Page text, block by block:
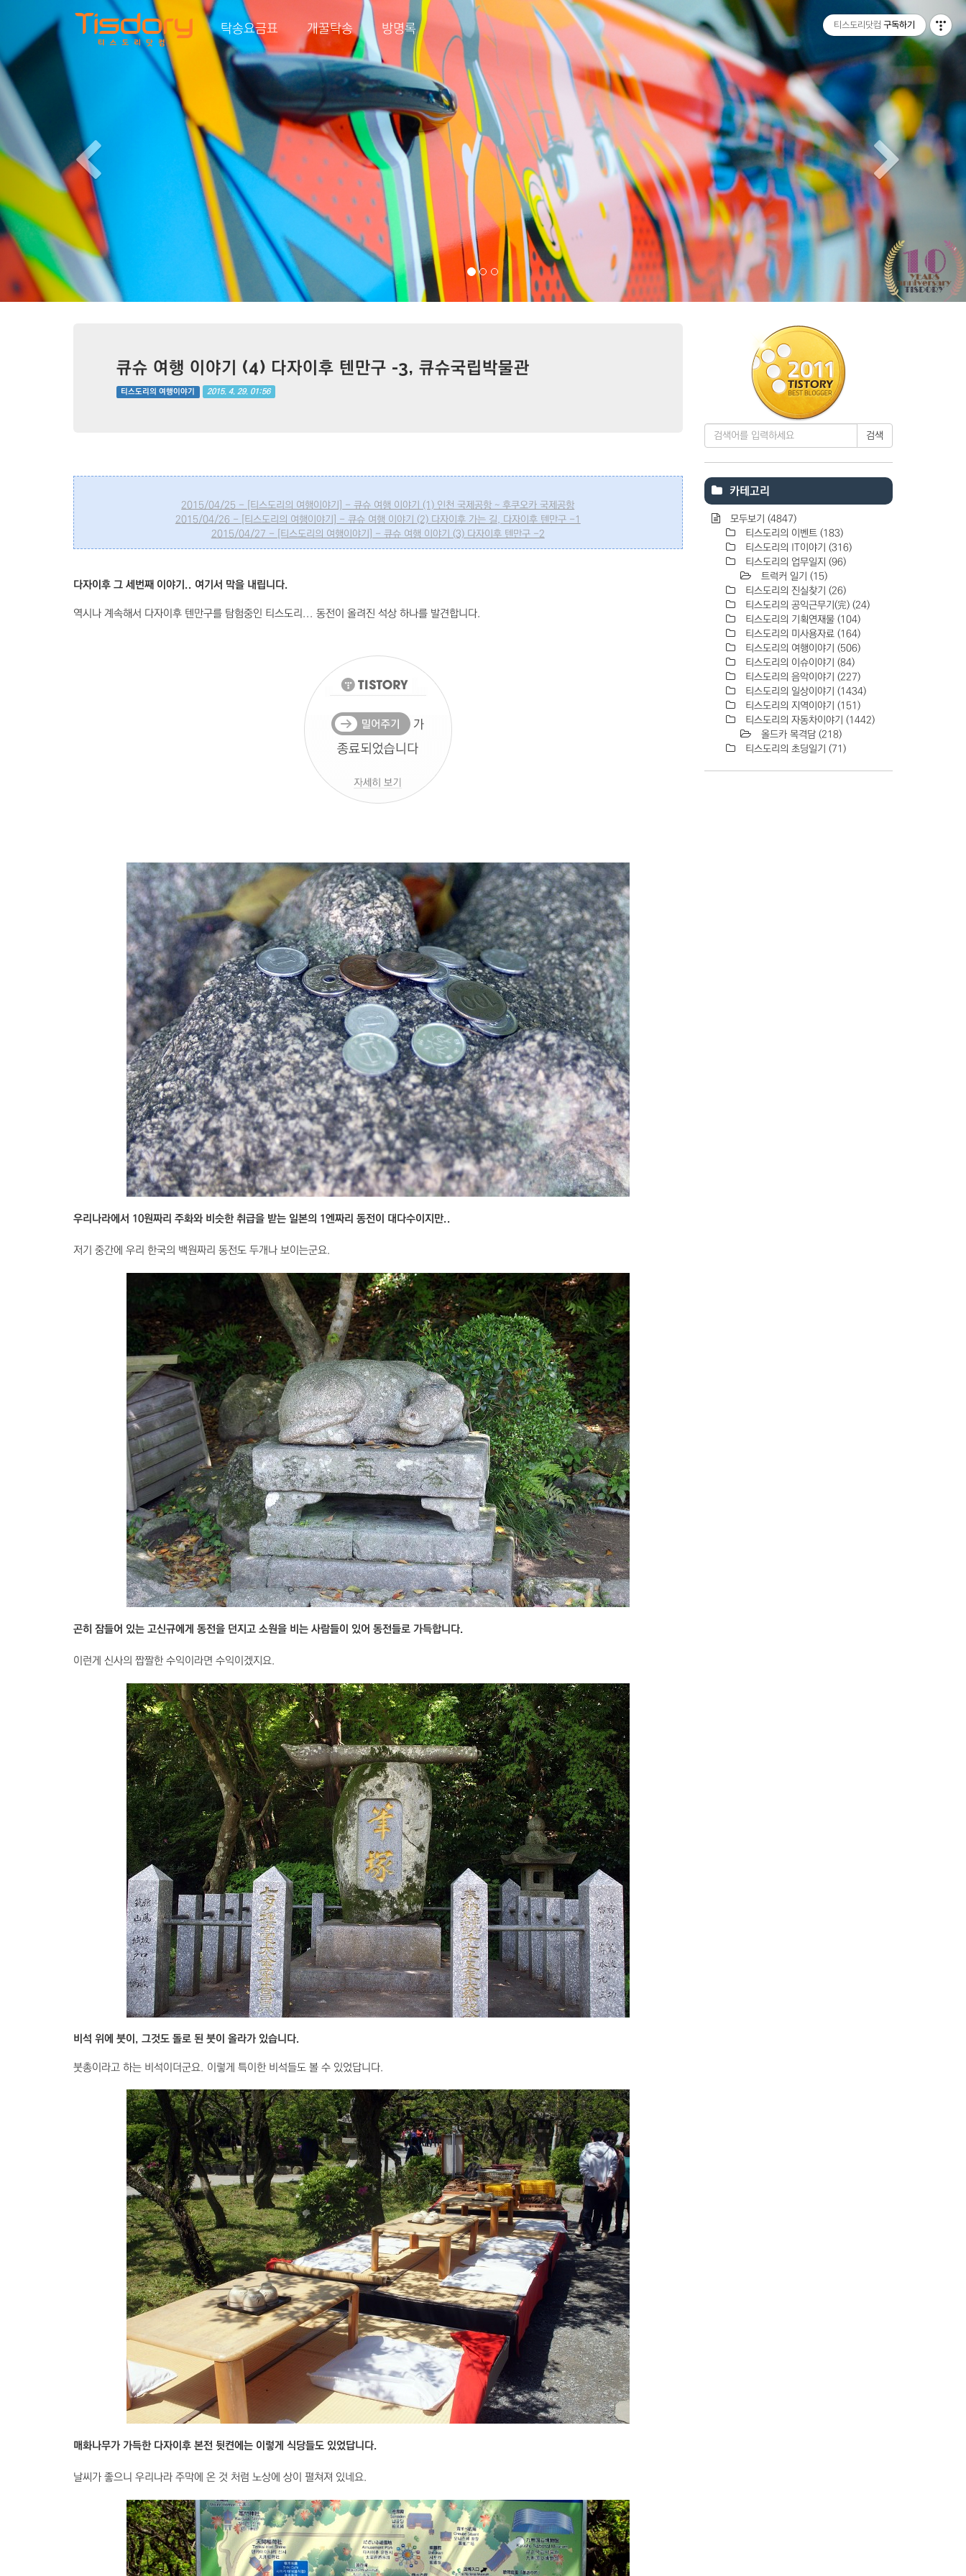
탁송요금표 개꿀탁송 방명록
Previous Next
큐슈 여행 이야기 (4) 다자이후 텐만구 -3, 큐슈국립박물관
티스도리의 여행이야기 2015. 4. 29. 01:56
2015/04/25 - [티스도리의 여행이야기] - 큐슈 여행 이야기 (1) 인천 국제공항 ~ 후쿠오카 국제공항
2015/04/26 - [티스도리의 여행이야기] - 큐슈 여행 이야기 (2) 다자이후 가는 길, 다자이후 텐만구 -1
2015/04/27 - [티스도리의 여행이야기] - 큐슈 여행 이야기 (3) 다자이후 텐만구 -2
다자이후 그 세번째 이야기.. 여기서 막을 내립니다.
역시나 계속해서 다자이후 텐만구를 탐험중인 티스도리... 동전이 올려진 석상 하나를 발견합니다.
우리나라에서 10원짜리 주화와 비슷한 취급을 받는 일본의 1엔짜리 동전이 대다수이지만..
저기 중간에 우리 한국의 백원짜리 동전도 두개나 보이는군요.
곤히 잠들어 있는 고신규에게 동전을 던지고 소원을 비는 사람들이 있어 동전들로 가득합니다.
이런게 신사의 짭짤한 수익이라면 수익이겠지요.
비석 위에 붓이, 그것도 돌로 된 붓이 올라가 있습니다.
붓총이라고 하는 비석이더군요. 이렇게 특이한 비석들도 볼 수 있었답니다.
매화나무가 가득한 다자이후 본전 뒷켠에는 이렇게 식당들도 있었답니다.
날씨가 좋으니 우리나라 주막에 온 것 처럼 노상에 상이 펼쳐져 있네요.
검색
카테고리
모두보기 (4847)
티스도리의 이벤트 (183)
티스도리의 IT이야기 (316)
티스도리의 업무일지 (96)
트럭커 일기 (15)
티스도리의 진실찾기 (26)
티스도리의 공익근무기(完) (24)
티스도리의 기획연재물 (104)
티스도리의 미사용자료 (164)
티스도리의 여행이야기 (506)
티스도리의 이슈이야기 (84)
티스도리의 음악이야기 (227)
티스도리의 일상이야기 (1434)
티스도리의 지역이야기 (151)
티스도리의 자동차이야기 (1442)
올드카 목격담 (218)
티스도리의 초딩일기 (71)
티스토리툴바 티스도리닷컴 구독하기